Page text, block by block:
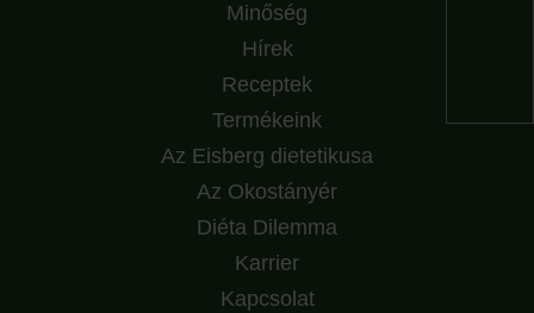
Minőség
Hírek
Receptek
Termékeink
Az Eisberg dietetikusa
Az Okostányér
Diéta Dilemma
Karrier
Kapcsolat